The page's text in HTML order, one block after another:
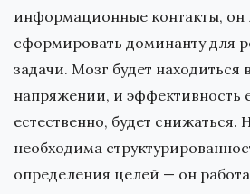
информационные контакты, он
сформировать доминанту для
задачи. Мозг будет находиться
напряжении, и эффективность
естественно, будет снижаться.
необходима
определения целей — он